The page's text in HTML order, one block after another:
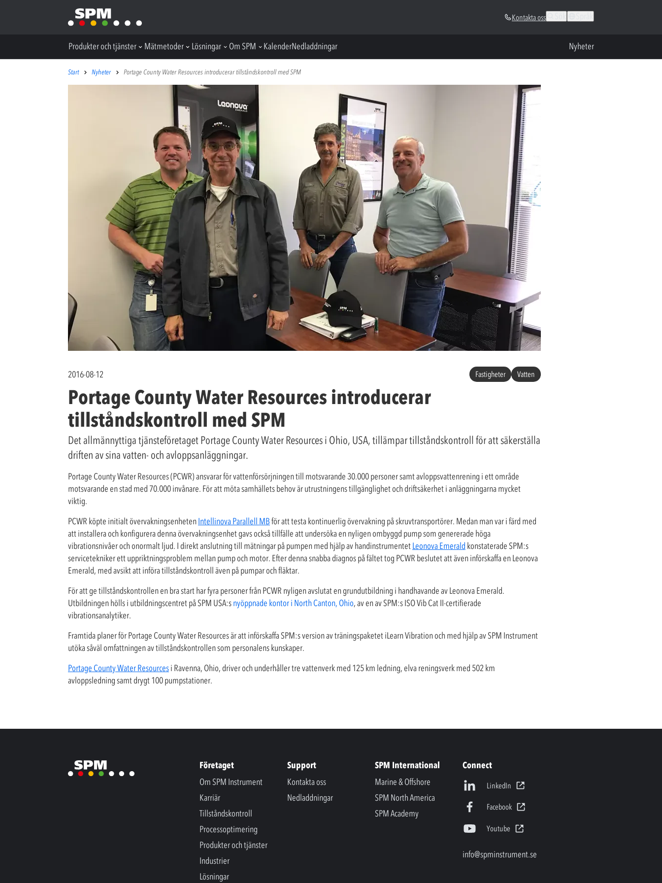
Kontakta oss
Produkter och tjänster Mätmetoder Lösningar Om SPM KalenderNedladdningar Nyheter
Start Nyheter Portage County Water Resources introducerar tillståndskontroll med SPM
2016-08-12 Fastigheter Vatten
Portage County Water Resources introducerar
tillståndskontroll med SPM
Det allmännyttiga tjänsteföretaget Portage County Water Resources i Ohio, USA, tillämpar tillståndskontroll för att säkerställa
driften av sina vatten- och avloppsanläggningar.
Portage County Water Resources (PCWR) ansvarar för vattenförsörjningen till motsvarande 30.000 personer samt avloppsvattenrening i ett område
motsvarande en stad med 70.000 invånare. För att möta samhällets behov är utrustningens tillgänglighet och driftsäkerhet i anläggningarna mycket
viktig.
PCWR köpte initialt övervakningsenhetenIntellinova Parallell MBför att testa kontinuerlig övervakning på skruvtransportörer. Medan man var i färd med
att installera och konfigurera denna övervakningsenhet gavs också tillfälle att undersöka en nyligen ombyggd pump som genererade höga
vibrationsnivåer och onormalt ljud. I direkt anslutning till mätningar på pumpen med hjälp av handinstrumentetLeonova Emerald konstaterade SPM:s
servicetekniker ett uppriktningsproblem mellan pump och motor. Efter denna snabba diagnos på fältet tog PCWR beslutet att även införskaffa en Leonova
Emerald, med avsikt att införa tillståndskontroll även på pumpar och fläktar.
För att ge tillståndskontrollen en bra start har fyra personer från PCWR nyligen avslutat en grundutbildning i handhavande av Leonova Emerald.
Utbildningen hölls i utbildningscentret på SPM USA:snyöppnade kontor i North Canton, Ohio, av en av SPM:s ISO Vib Cat II-certifierade
vibrationsanalytiker.
Framtida planer för Portage County Water Resources är att införskaffa SPM:s version av träningspaketet iLearn Vibration och med hjälp av SPM Instrument
utöka såväl omfattningen av tillståndskontrollen som personalens kunskaper.
Portage County Water Resourcesi Ravenna, Ohio, driver och underhåller tre vattenverk med 125 km ledning, elva reningsverk med 502 km
avloppsledning samt drygt 100 pumpstationer.
Företaget
Om SPM Instrument
Karriär
Tillståndskontroll
Processoptimering
Produkter och tjänster
Industrier
Lösningar
Support
Kontakta oss
Nedladdningar
SPM International
Marine & Offshore
SPM North America
SPM Academy
Connect
LinkedIn
Facebook
Youtube
info@spminstrument.se